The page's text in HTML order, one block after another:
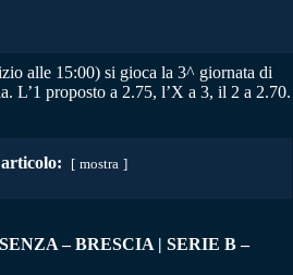
alle 15:00) si gioca la 3^ giornata di
L’1 proposto a 2.75, l’X a 3, il 2 a 2.70.
mostra
– BRESCIA | SERIE B –